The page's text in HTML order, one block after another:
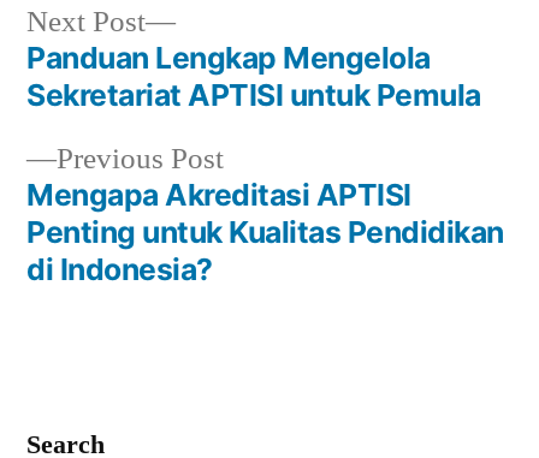
Post
navigation
Previous PostPrevious
post:
Mengapa Akreditasi APTISI
Penting untuk Kualitas Pendidikan
di Indonesia?
Next Post
Next
post:
Panduan Lengkap Mengelola
Sekretariat APTISI untuk Pemula
Search